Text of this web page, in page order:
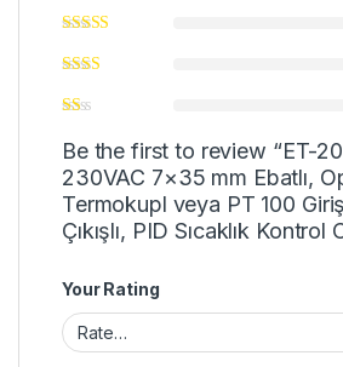
Be the first to review “ET-
230VAC 7×35 mm Ebatlı,
Termokupl veya PT 100
Çıkışlı, PID Sıcaklık Kontrol
Your Rating